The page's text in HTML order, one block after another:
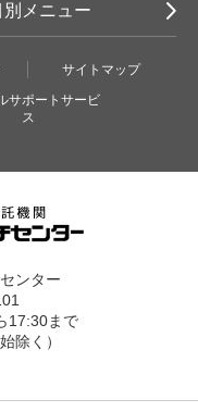
別メニュー
サイトマップ
サポートサービ
ス
ンター
17:30まで
除く）